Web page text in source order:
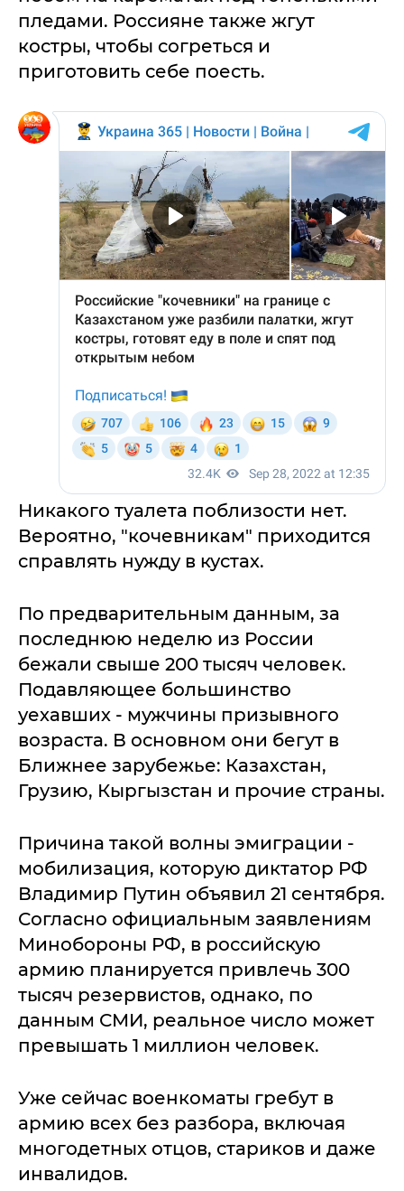
пледами. Россияне также жгут
костры, чтобы согреться и
приготовить себе поесть.
Никакого туалета поблизости нет.
Вероятно, "кочевникам" приходится
справлять нужду в кустах.
По предварительным данным, за
последнюю неделю из России
бежали свыше 200 тысяч человек.
Подавляющее большинство
уехавших - мужчины призывного
возраста. В основном они бегут в
Ближнее зарубежье: Казахстан,
Грузию, Кыргызстан и прочие страны.
Причина такой волны эмиграции -
мобилизация, которую диктатор РФ
Владимир Путин объявил 21 сентября.
Согласно официальным заявлениям
Минобороны РФ, в российскую
армию планируется привлечь 300
тысяч резервистов, однако, по
данным СМИ, реальное число может
превышать 1 миллион человек.
Уже сейчас военкоматы гребут в
армию всех без разбора, включая
многодетных отцов, стариков и даже
инвалидов.